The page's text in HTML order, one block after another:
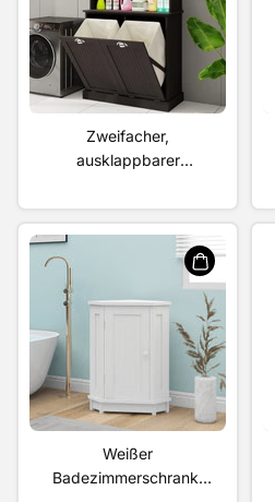
enthalten)
Zweifacher,
ausklappbarer
Badezimmerschrank mit
2 verstellbaren
Einlegeböden –
Weißer
Badezimmerschrank,